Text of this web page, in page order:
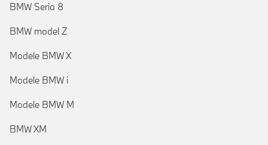
BMW Seria 8
BMW model Z
Modele BMW X
Modele BMW i
Modele BMW M
BMW XM